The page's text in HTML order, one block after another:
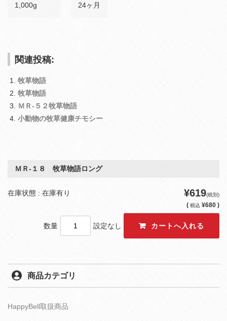
1,000g 24ヶ月
関連投稿:
牧草物語
牧草物語
ＭＲ‐５２牧草物語
小動物の牧草健康チモシー
ＭＲ‐１８ 牧草物語ロング
在庫状態 : 在庫有り ¥619(税別)
( 税込 ¥680 )
数量 設定なし
商品カテゴリ
HappyBell取扱商品